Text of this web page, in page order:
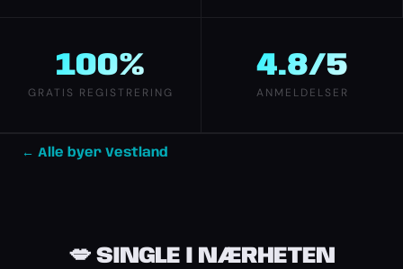
100%
GRATIS REGISTRERING
4.8/5
ANMELDELSER
← Alle byer Vestland
💋 SINGLE I NÆRHETEN